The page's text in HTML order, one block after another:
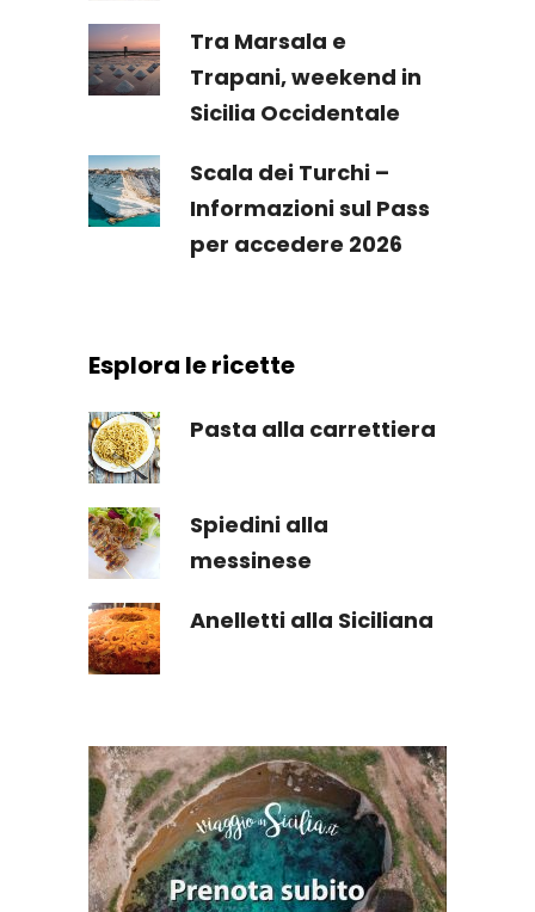
Tra Marsala e
Trapani, weekend in
Sicilia Occidentale
Scala dei Turchi –
Informazioni sul Pass
per accedere 2026
Esplora le ricette
Pasta alla carrettiera
Spiedini alla
messinese
Anelletti alla Siciliana